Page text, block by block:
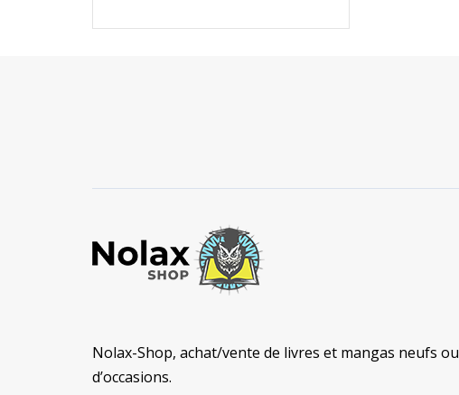
Nolax-Shop, achat/vente de livres et mangas neufs ou
d’occasions.